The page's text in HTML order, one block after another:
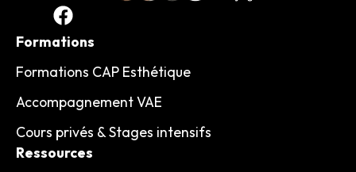
Formations
Formations CAP Esthétique
Accompagnement VAE
Cours privés & Stages intensifs
Ressources